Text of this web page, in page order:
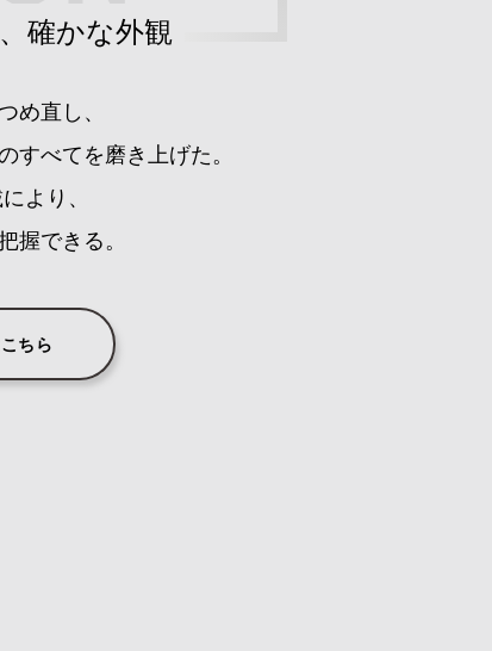
確かな外観
め直し、
すべてを磨き上げた。
より、
握できる。
ちら